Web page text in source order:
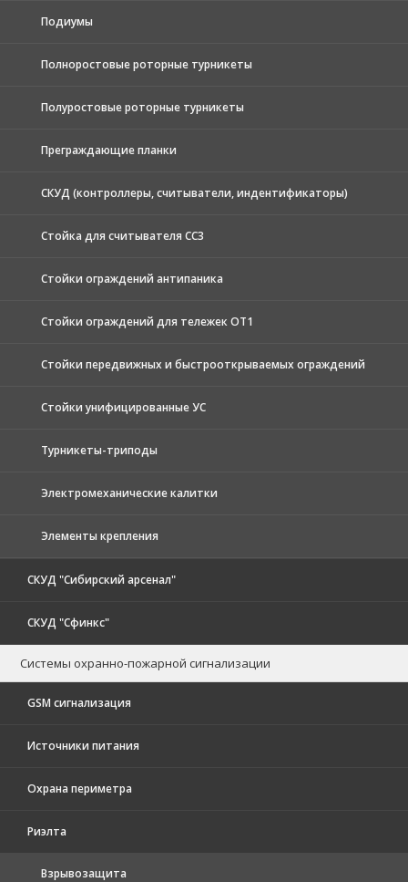
Подиумы
Полноростовые роторные турникеты
Полуростовые роторные турникеты
Преграждающие планки
СКУД (контроллеры, считыватели, индентификаторы)
Стойка для считывателя СС3
Стойки ограждений антипаника
Стойки ограждений для тележек ОТ1
Стойки передвижных и быстрооткрываемых ограждений
Стойки унифицированные УС
Турникеты-триподы
Электромеханические калитки
Элементы крепления
СКУД "Сибирский арсенал"
СКУД "Сфинкс"
Системы охранно-пожарной сигнализации
GSM сигнализация
Источники питания
Охрана периметра
Риэлта
Взрывозащита